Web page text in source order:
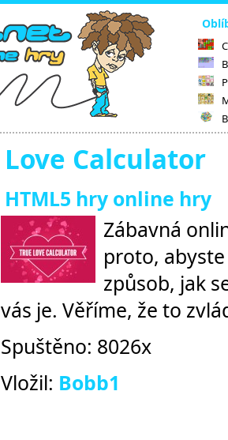
Love Calculator
HTML5 hry online hry
Zábavná
proto,
způsob, jak
vás je. Věříme, že to
Spuštěno: 8026x
Vložil: Bobb1